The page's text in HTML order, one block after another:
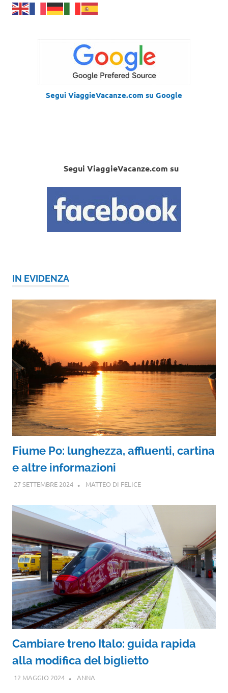
Segui ViaggieVacanze.com su Google
Segui ViaggieVacanze.com su
IN EVIDENZA
Fiume Po: lunghezza, affluenti, cartina
e altre informazioni
27 SETTEMBRE 2024 MATTEO DI FELICE
Cambiare treno Italo: guida rapida
alla modifica del biglietto
12 MAGGIO 2024 ANNA